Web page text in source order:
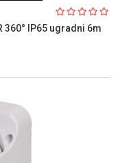
360° IP65 ugradni 6m